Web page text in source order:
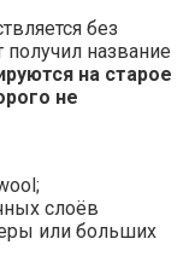
без
название
на старое
не
слоёв
или больших